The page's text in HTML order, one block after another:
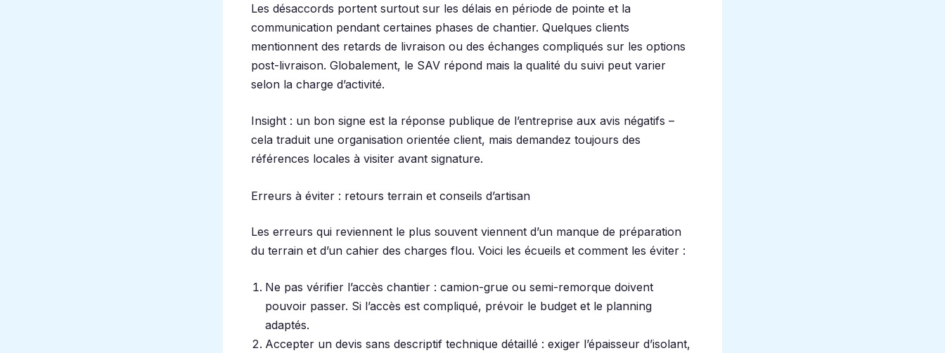
Les désaccords portent surtout sur les délais en période de pointe et la
communication pendant certaines phases de chantier. Quelques clients
mentionnent des retards de livraison ou des échanges compliqués sur les options
post-livraison. Globalement, le SAV répond mais la qualité du suivi peut varier
selon la charge d’activité.
Insight : un bon signe est la réponse publique de l’entreprise aux avis négatifs –
cela traduit une organisation orientée client, mais demandez toujours des
références locales à visiter avant signature.
Erreurs à éviter : retours terrain et conseils d’artisan
Les erreurs qui reviennent le plus souvent viennent d’un manque de préparation
du terrain et d’un cahier des charges flou. Voici les écueils et comment les éviter :
Ne pas vérifier l’accès chantier : camion-grue ou semi-remorque doivent
pouvoir passer. Si l’accès est compliqué, prévoir le budget et le planning
adaptés.
Accepter un devis sans descriptif technique détaillé : exiger l’épaisseur d’isolant,